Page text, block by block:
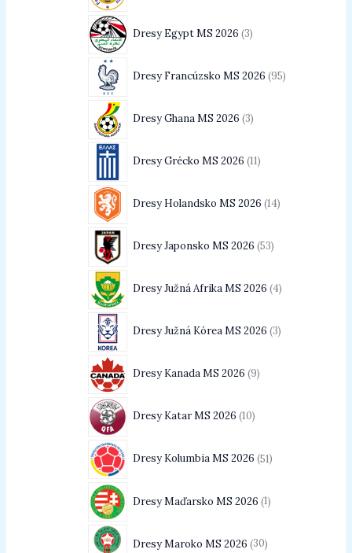
Dresy Egypt MS 2026 3
Dresy Francúzsko MS 2026 95
Dresy Ghana MS 2026 3
Dresy Grécko MS 2026 11
Dresy Holandsko MS 2026 14
Dresy Japonsko MS 2026 53
Dresy Južná Afrika MS 2026 4
Dresy Južná Kórea MS 2026 3
Dresy Kanada MS 2026 9
Dresy Katar MS 2026 10
Dresy Kolumbia MS 2026 51
Dresy Maďarsko MS 2026 1
Dresy Maroko MS 2026 30